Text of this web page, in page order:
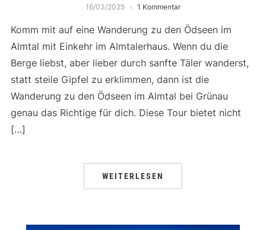
16/03/2025 1 Kommentar
Komm mit auf eine Wanderung zu den Ödseen im
Almtal mit Einkehr im Almtalerhaus. Wenn du die
Berge liebst, aber lieber durch sanfte Täler wanderst,
statt steile Gipfel zu erklimmen, dann ist die
Wanderung zu den Ödseen im Almtal bei Grünau
genau das Richtige für dich. Diese Tour bietet nicht
[…]
WEITERLESEN